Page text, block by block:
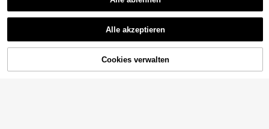
ZUM WARENKORB HINZUFÜGEN
Alle akzeptieren
Cookies verwalten